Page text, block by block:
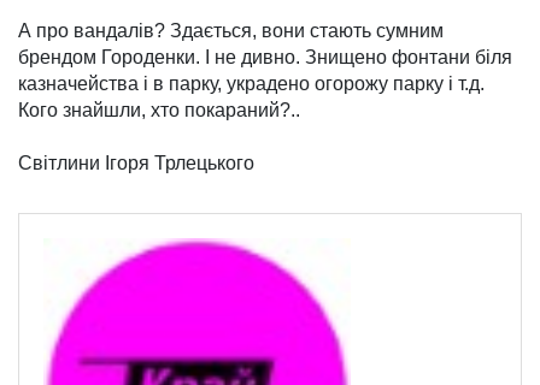
А про вандалів? Здається, вони стають сумним
брендом Городенки. І не дивно. Знищено фонтани біля
казначейства і в парку, украдено огорожу парку і т.д.
Кого знайшли, хто покараний?..
Світлини Ігоря Трлецького